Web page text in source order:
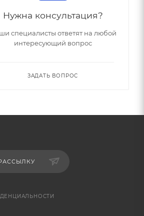
Нужна консультация?
специалисты ответят на любой
интересующий вопрос
ЗАДАТЬ ВОПРОС